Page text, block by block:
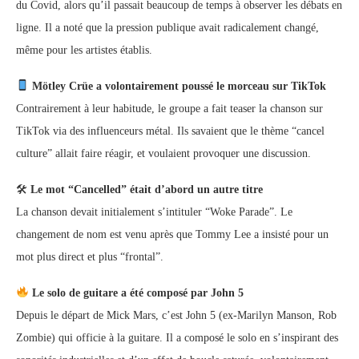
du Covid, alors qu’il passait beaucoup de temps à observer les débats en
ligne. Il a noté que la pression publique avait radicalement changé,
même pour les artistes établis.
Mötley Crüe a volontairement poussé le morceau sur TikTok
Contrairement à leur habitude, le groupe a fait teaser la chanson sur
TikTok via des influenceurs métal. Ils savaient que le thème “cancel
culture” allait faire réagir, et voulaient provoquer une discussion.
🛠 Le mot “Cancelled” était d’abord un autre titre
La chanson devait initialement s’intituler “Woke Parade”. Le
changement de nom est venu après que Tommy Lee a insisté pour un
mot plus direct et plus “frontal”.
Le solo de guitare a été composé par John 5
Depuis le départ de Mick Mars, c’est John 5 (ex-Marilyn Manson, Rob
Zombie) qui officie à la guitare. Il a composé le solo en s’inspirant des